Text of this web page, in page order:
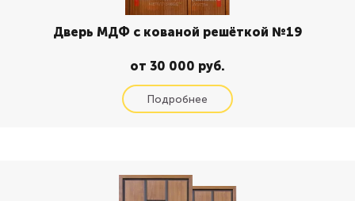
Дверь МДФ с кованой решёткой №19
от 30 000 руб.